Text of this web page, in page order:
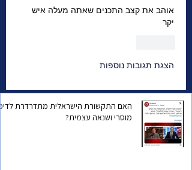
אוהב את קצב התכנים שאתה מעלה איש
יקר
הצגת תגובות נוספות
האם התקשורת הישראלית מתדרדרת
מוסרי ושנאה עצמית?